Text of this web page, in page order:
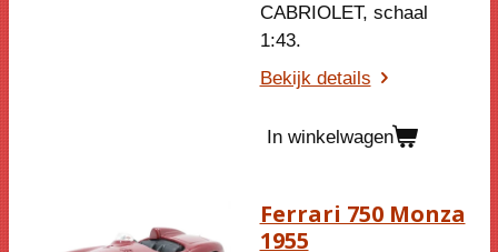
CABRIOLET, schaal
1:43.
Bekijk details
In winkelwagen
Ferrari 750 Monza
1955